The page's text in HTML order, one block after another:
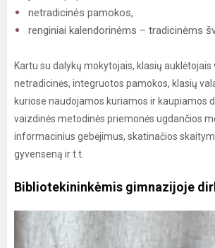
netradicinės pamokos,
renginiai kalendorinėms – tradicinėms
Kartu su dalykų mokytojais, klasių auklėtojais
netradicinės, integruotos pamokos, klasių
kuriose naudojamos kuriamos ir kaupiamos
vaizdinės metodinės priemonės ugdančios
informacinius gebėjimus, skatinačios
gyvenseną ir t.t.
Bibliotekininkėmis gimnazijoje